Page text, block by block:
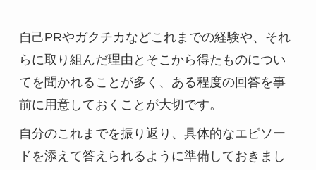
自己PRやガクチカなどこれまでの経験や、それ
らに取り組んだ理由とそこから得たものについ
てを聞かれることが多く、ある程度の回答を事
前に用意しておくことが大切です。
自分のこれまでを振り返り、具体的なエピソー
ドを添えて答えられるように準備しておきまし